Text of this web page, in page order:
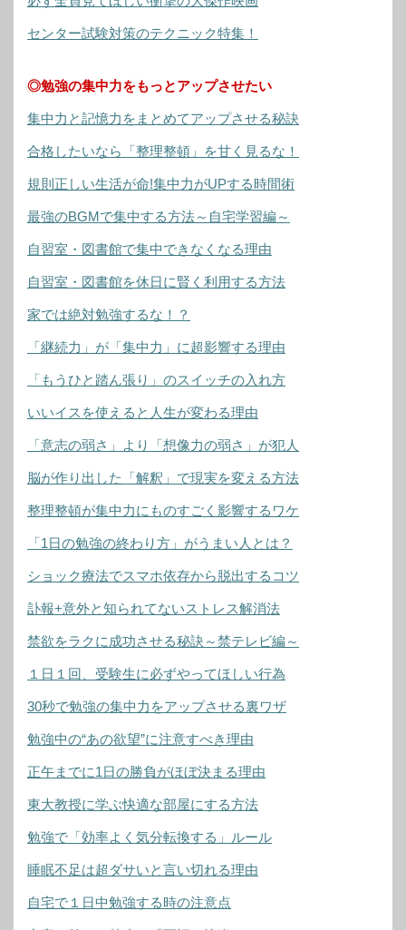
センター試験対策のテクニック特集！
◎勉強の集中力をもっとアップさせたい
集中力と記憶力をまとめてアップさせる秘訣
合格したいなら「整理整頓」を甘く見るな！
規則正しい生活が命!集中力がUPする時間術
最強のBGMで集中する方法～自宅学習編～
自習室・図書館で集中できなくなる理由
自習室・図書館を休日に賢く利用する方法
家では絶対勉強するな！？
「継続力」が「集中力」に超影響する理由
「もうひと踏ん張り」のスイッチの入れ方
いいイスを使えると人生が変わる理由
「意志の弱さ」より「想像力の弱さ」が犯人
脳が作り出した「解釈」で現実を変える方法
整理整頓が集中力にものすごく影響するワケ
「1日の勉強の終わり方」がうまい人とは？
ショック療法でスマホ依存から脱出するコツ
訃報+意外と知られてないストレス解消法
禁欲をラクに成功させる秘訣～禁テレビ編～
１日１回、受験生に必ずやってほしい行為
30秒で勉強の集中力をアップさせる裏ワザ
勉強中の“あの欲望”に注意すべき理由
正午までに1日の勝負がほぼ決まる理由
東大教授に学ぶ快適な部屋にする方法
勉強で「効率よく気分転換する」ルール
睡眠不足は超ダサいと言い切れる理由
自宅で１日中勉強する時の注意点